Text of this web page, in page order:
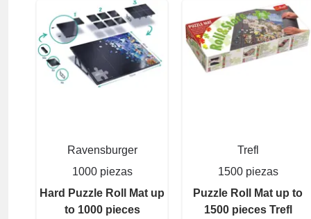
Ravensburger
1000 piezas
Hard Puzzle Roll Mat up
to 1000 pieces
Trefl
1500 piezas
Puzzle Roll Mat up to
1500 pieces Trefl